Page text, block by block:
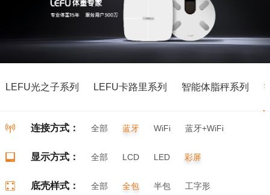
LEFU光之子系列 LEFU卡路里系列 智能体脂秤系列
连接方式： 全部 蓝牙 WiFi 蓝牙+WiFi
显示方式： 全部 LCD LED 彩屏
底壳样式： 全部 全包 半包
工字形